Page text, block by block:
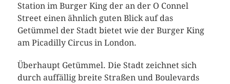
Station im Burger King der an der O Connel
Street einen ähnlich guten Blick auf das
Getümmel der Stadt bietet wie der Burger King
am Picadilly Circus in London.
Überhaupt Getümmel. Die Stadt zeichnet sich
durch auffällig breite Straßen und Boulevards